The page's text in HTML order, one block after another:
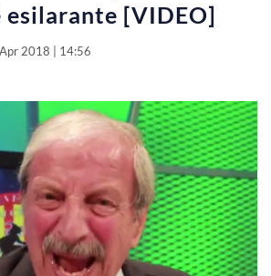
esilarante [VIDEO]
2018 | 14:56